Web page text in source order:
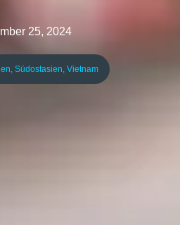
25, 2024
, Südostasien, Vietnam